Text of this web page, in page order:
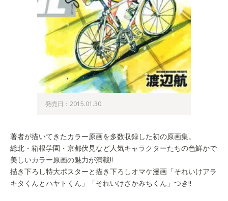
発売日：2015.01.30
著者が描いてきたカラー原画を多数収録した初の原画集。
総北・箱根学園・京都伏見など人気キャラクターたちの色鮮かで
美しいカラー原画の魅力が満載!!
描き下ろし特大ポスターと描き下ろしオマケ漫画「それいけアラ
キタくんとハヤトくん」「それいけさかみちくん」つき!!